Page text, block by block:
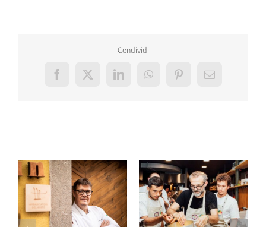
Condividi
Facebook
X LinkedInWhatsAppPinterestEmail